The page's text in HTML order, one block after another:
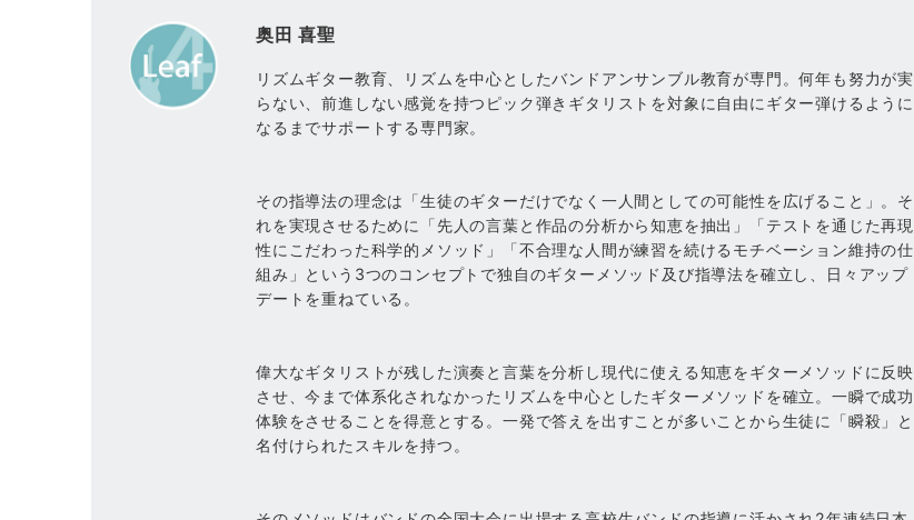
奥田 喜聖
リズムギター教育、リズムを中心としたバンドアンサンブル教育が専門。何年も努力が実
らない、前進しない感覚を持つピック弾きギタリストを対象に自由にギター弾けるように
なるまでサポートする専門家。
その指導法の理念は「生徒のギターだけでなく一人間としての可能性を広げること」。そ
れを実現させるために「先人の言葉と作品の分析から知恵を抽出」「テストを通じた再現
性にこだわった科学的メソッド」「不合理な人間が練習を続けるモチベーション維持の仕
組み」という3つのコンセプトで独自のギターメソッド及び指導法を確立し、日々アップ
デートを重ねている。
偉大なギタリストが残した演奏と言葉を分析し現代に使える知恵をギターメソッドに反映
させ、今まで体系化されなかったリズムを中心としたギターメソッドを確立。一瞬で成功
体験をさせることを得意とする。一発で答えを出すことが多いことから生徒に「瞬殺」と
名付けられたスキルを持つ。